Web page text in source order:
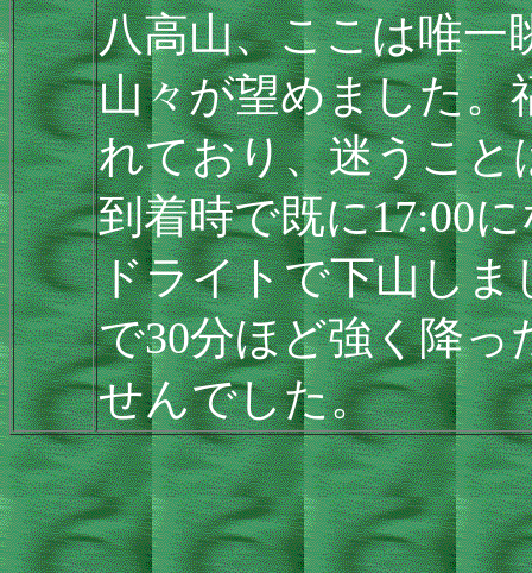
八高山、ここは唯一
山々が望めました。
れており、迷うこと
到着時で既に17:00
ドライトで下山しま
で30分ほど強く降
せんでした。